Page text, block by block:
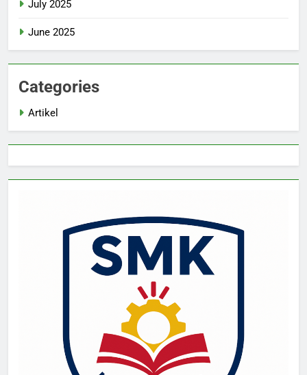
July 2025
June 2025
Categories
Artikel